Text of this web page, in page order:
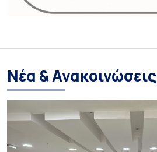
Νέα & Ανακοινώσεις